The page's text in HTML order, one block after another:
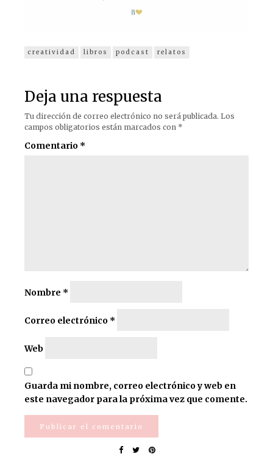
creatividad libros podcast relatos
Deja una respuesta
Tu dirección de correo electrónico no será publicada. Los
campos obligatorios están marcados con *
Comentario *
Nombre *
Correo electrónico *
Web
Guarda mi nombre, correo electrónico y web en
este navegador para la próxima vez que comente.